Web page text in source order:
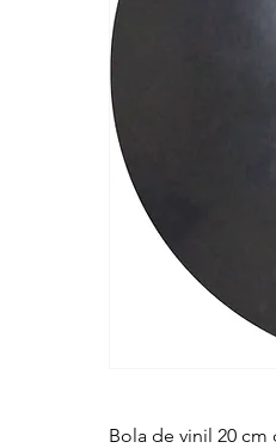
Bola de vinil 20